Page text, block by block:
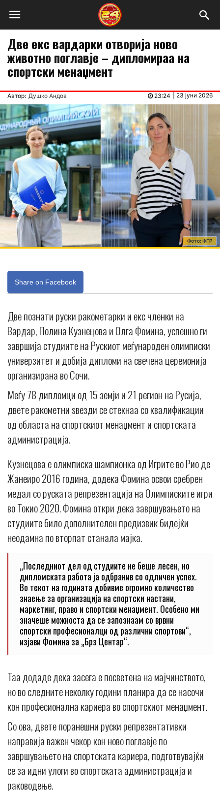
Две екс вардарки отворија ново
животно поглавје – дипломираа на
спортски менаџмент
Автор: Душко Андов 23 јуни 2026
23:24
Фото: ФГР
Share on Facebook
Две познати руски ракометарки и екс членки на
Вардар, Полина Кузнецова и Олга Фомина, успешно ги
завршија студиите на Рускиот меѓународен олимписки
универзитет и добија дипломи на свечена церемонија
организирана во Сочи.
Меѓу 78 дипломци од 15 земји и 21 регион на Русија,
двете ракометни ѕвезди се стекнаа со квалификации
од областа на спортскиот менаџмент и спортската
администрација.
Кузнецова е олимписка шампионка од Игрите во Рио де
Жанеиро 2016 година, додека Фомина освои сребрен
медал со руската репрезентација на Олимписките игри
во Токио 2020. Фомина откри дека завршувањето на
студиите било дополнителен предизвик бидејќи
неодамна по вторпат станала мајка.
„Последниот дел од студиите не беше лесен, но
дипломската работа ја одбранив со одличен успех.
Во текот на годината добивме огромно количество
знаење за организација на спортски настани,
маркетинг, право и спортски менаџмент. Особено ми
значеше можноста да се запознаам со врвни
спортски професионалци од различни спортови“,
изјави Фомина за „Брз Центар“.
Таа додаде дека засега е посветена на мајчинството,
но во следните неколку години планира да се насочи
кон професионална кариера во спортскиот менаџмент.
Со ова, двете поранешни руски репрезентативки
направија важен чекор кон ново поглавје по
завршувањето на спортската кариера, подготвувајќи
се за идни улоги во спортската администрација и
раководење.